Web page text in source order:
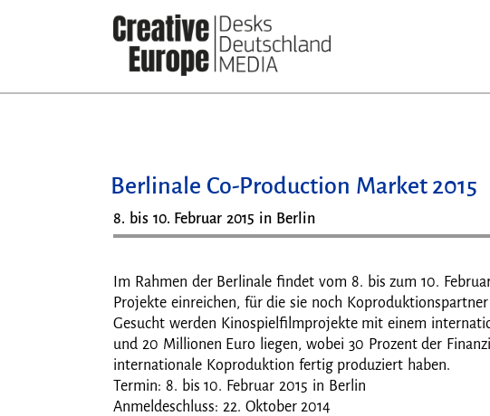
Berlinale Co-Production Market 2015
8. bis 10. Februar 2015 in Berlin
Im Rahmen der Berlinale findet vom 8. bis zum 10.
Projekte einreichen, für die sie noch
Gesucht werden Kinospielfilmprojekte mit einem
und 20 Millionen Euro liegen, wobei 30 Prozent der
internationale Koproduktion fertig produziert haben.
Termin: 8. bis 10. Februar 2015 in Berlin
Anmeldeschluss: 22. Oktober 2014